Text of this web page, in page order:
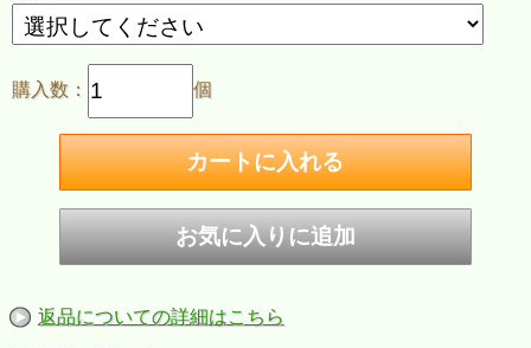
購入数： 個
返品についての詳細はこちら